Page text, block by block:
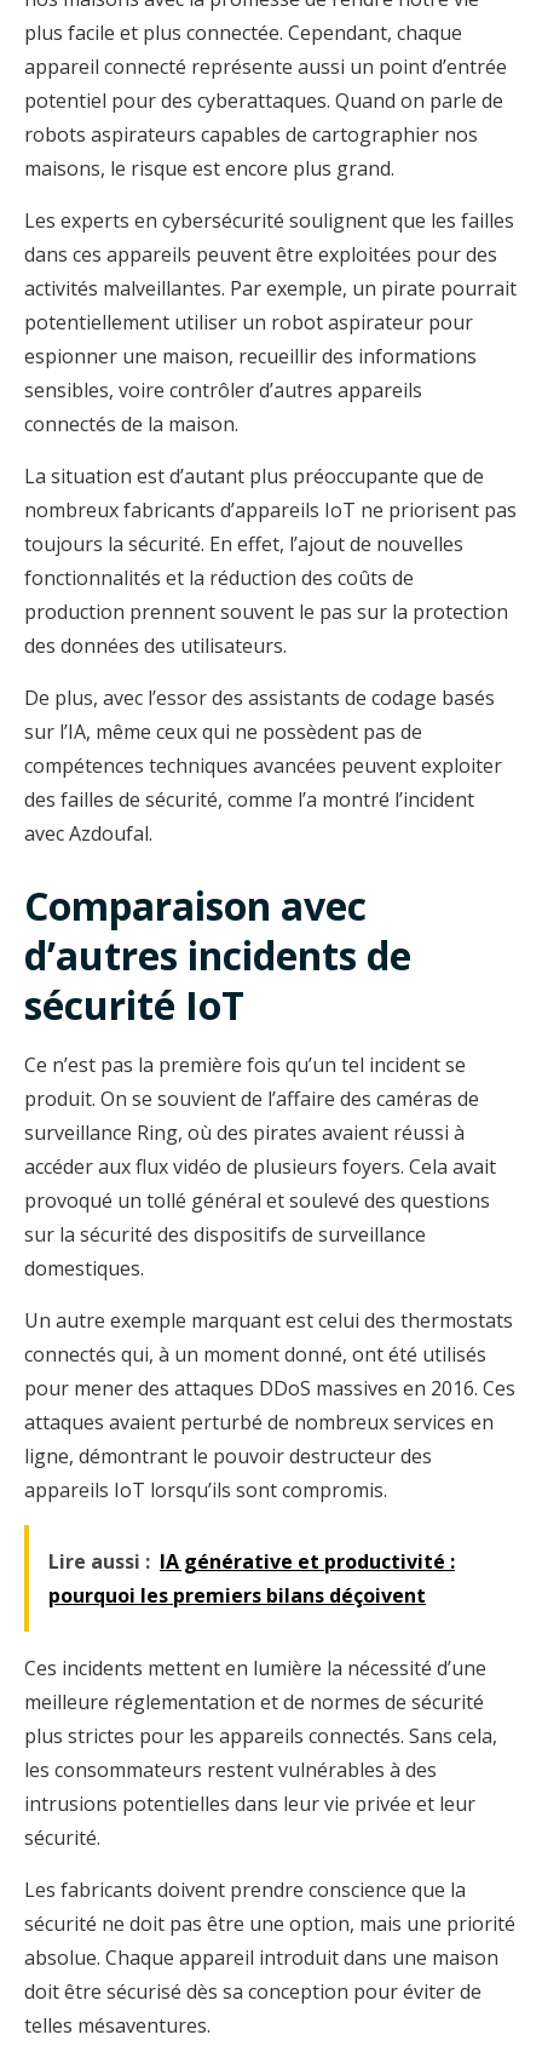
plus facile et plus connectée. Cependant, chaque
appareil connecté représente aussi un point d’entrée
potentiel pour des cyberattaques. Quand on parle de
robots aspirateurs capables de cartographier nos
maisons, le risque est encore plus grand.
Les experts en cybersécurité soulignent que les failles
dans ces appareils peuvent être exploitées pour des
activités malveillantes. Par exemple, un pirate pourrait
potentiellement utiliser un robot aspirateur pour
espionner une maison, recueillir des informations
sensibles, voire contrôler d’autres appareils
connectés de la maison.
La situation est d’autant plus préoccupante que de
nombreux fabricants d’appareils IoT ne priorisent pas
toujours la sécurité. En effet, l’ajout de nouvelles
fonctionnalités et la réduction des coûts de
production prennent souvent le pas sur la protection
des données des utilisateurs.
De plus, avec l’essor des assistants de codage basés
sur l’IA, même ceux qui ne possèdent pas de
compétences techniques avancées peuvent exploiter
des failles de sécurité, comme l’a montré l’incident
avec Azdoufal.
Comparaison avec
d’autres incidents de
sécurité IoT
Ce n’est pas la première fois qu’un tel incident se
produit. On se souvient de l’affaire des caméras de
surveillance Ring, où des pirates avaient réussi à
accéder aux flux vidéo de plusieurs foyers. Cela avait
provoqué un tollé général et soulevé des questions
sur la sécurité des dispositifs de surveillance
domestiques.
Un autre exemple marquant est celui des thermostats
connectés qui, à un moment donné, ont été utilisés
pour mener des attaques DDoS massives en 2016. Ces
attaques avaient perturbé de nombreux services en
ligne, démontrant le pouvoir destructeur des
appareils IoT lorsqu’ils sont compromis.
Lire aussi : IA générative et productivité :
pourquoi les premiers bilans déçoivent
Ces incidents mettent en lumière la nécessité d’une
meilleure réglementation et de normes de sécurité
plus strictes pour les appareils connectés. Sans cela,
les consommateurs restent vulnérables à des
intrusions potentielles dans leur vie privée et leur
sécurité.
Les fabricants doivent prendre conscience que la
sécurité ne doit pas être une option, mais une priorité
absolue. Chaque appareil introduit dans une maison
doit être sécurisé dès sa conception pour éviter de
telles mésaventures.